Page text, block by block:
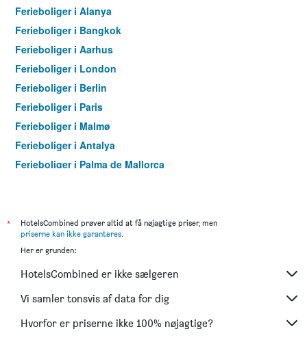
Ferieboliger i Alanya
Ferieboliger i Bangkok
Ferieboliger i Aarhus
Ferieboliger i London
Ferieboliger i Berlin
Ferieboliger i Paris
Ferieboliger i Malmø
Ferieboliger i Antalya
Ferieboliger i Palma de Mallorca
Ferieboliger i Dubai
Ferieboliger i Maspalomas
Ferieboliger i Patong
Ferieboliger i Rom
Ferieboliger i Fuengirola
*
HotelsCombined prøver altid at få nøjagtige priser, men
priserne kan ikke garanteres.
Her er grunden:
HotelsCombined er ikke sælgeren
Vi samler tonsvis af data for dig
Hvorfor er priserne ikke 100% nøjagtige?